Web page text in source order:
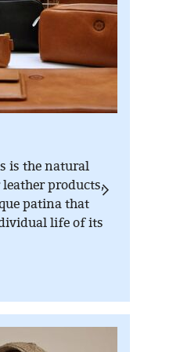
is the natural
products,
patina that
life of its